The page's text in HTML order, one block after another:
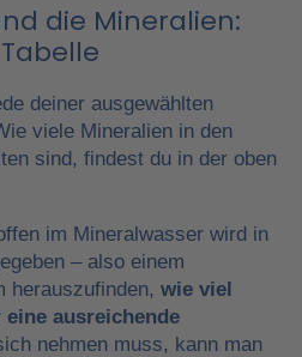
die Mineralien:
deiner ausgewählten
viele Mineralien in den
sind, findest du in der oben
im Mineralwasser wird in
– also einem
herauszufinden, wie viel
ausreichende
nehmen muss, kann man